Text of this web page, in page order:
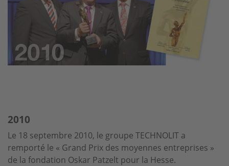
2010
Le 18 septembre 2010, le groupe TECHNOLIT a
remporté le « Grand Prix des moyennes entreprises »
de la fondation Oskar Patzelt pour la Hesse.